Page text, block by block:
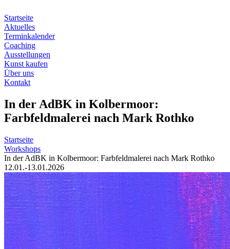
Inhalt
springen
Startseite
Aktuelles
Terminkalender
Coaching
Ausstellungen
Kunst kaufen
Über uns
Kontakt
In der AdBK in Kolbermoor:
Farbfeldmalerei nach Mark Rothko
Startseite
Workshops
In der AdBK in Kolbermoor: Farbfeldmalerei nach Mark Rothko
12.01.-13.01.2026